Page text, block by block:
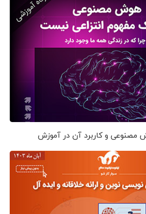
مصنوعی و کاربرد آن در آموزش